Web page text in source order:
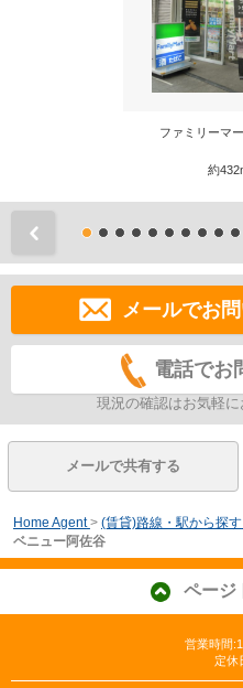
ファミリーマ
約
メールでお
電話でお
現況の確認はお気軽に
メールで共有する
Home Agent > (賃貸)路線・駅から探す
ベニュー阿佐谷
ページ
営業時間
定休